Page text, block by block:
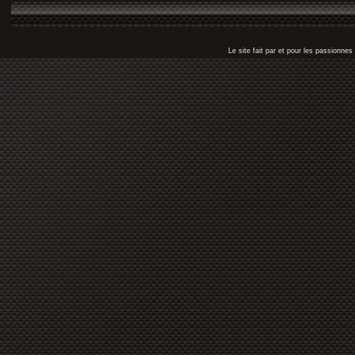
Le site fait par et pour les